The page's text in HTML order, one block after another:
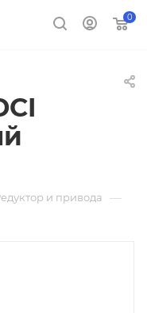
0
и привода —